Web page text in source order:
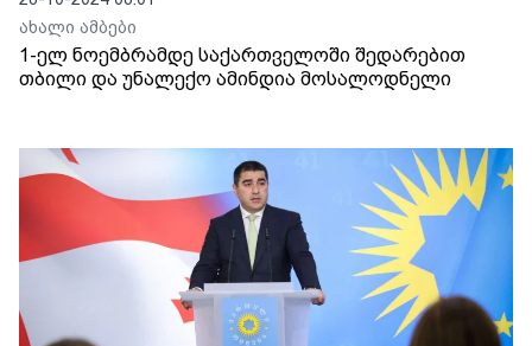
ახალი ამბები
1-ელ ნოემბრამდე საქართველოში შედარებით
თბილი და უნალექო ამინდია მოსალოდნელი